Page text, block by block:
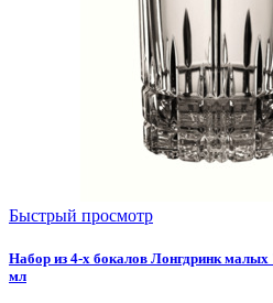
Быстрый просмотр
Набор из 4-х бокалов Лонгдринк
мл